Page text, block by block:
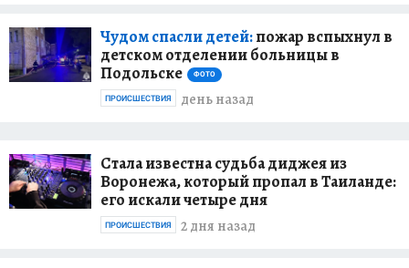
Чудом спасли детей:пожар вспыхнул в
детском отделении больницы в
Подольске
ФОТО
день назад
ПРОИСШЕСТВИЯ
Стала известна судьба диджея из
Воронежа, который пропал в Таиланде:
его искали четыре дня
2 дня назад
ПРОИСШЕСТВИЯ